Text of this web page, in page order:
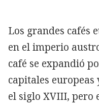
Copiar
Los grandes cafés
en el imperio
café se expandió
capitales
el siglo XVIII, pero